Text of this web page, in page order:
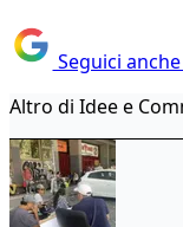
Seguici
Altro di Idee e